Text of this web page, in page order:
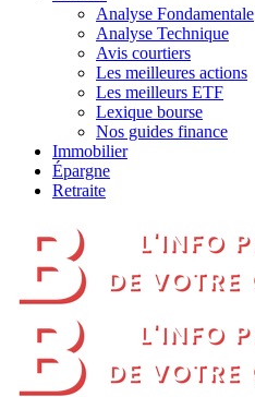
Analyse Fondamentale
Analyse Technique
Avis courtiers
Les meilleures actions
Les meilleurs ETF
Lexique bourse
Nos guides finance
Immobilier
Épargne
Retraite